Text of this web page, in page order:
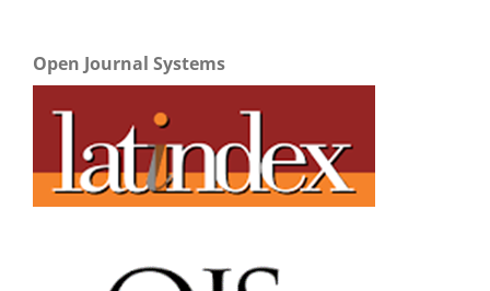
Open Journal Systems